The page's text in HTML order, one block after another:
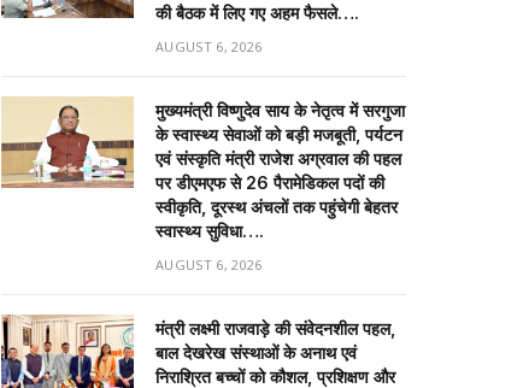
की बैठक में लिए गए अहम फैसले….
AUGUST 6, 2026
मुख्यमंत्री विष्णुदेव साय के नेतृत्व में सरगुजा
के स्वास्थ्य सेवाओं को बड़ी मजबूती, पर्यटन
एवं संस्कृति मंत्री राजेश अग्रवाल की पहल
पर डीएमएफ से 26 पैरामेडिकल पदों की
स्वीकृति, दूरस्थ अंचलों तक पहुंचेगी बेहतर
स्वास्थ्य सुविधा….
AUGUST 6, 2026
मंत्री लक्ष्मी राजवाड़े की संवेदनशील पहल,
बाल देखरेख संस्थाओं के अनाथ एवं
निराश्रित बच्चों को कौशल, प्रशिक्षण और